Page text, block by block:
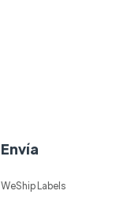
Envía
WeShip Labels